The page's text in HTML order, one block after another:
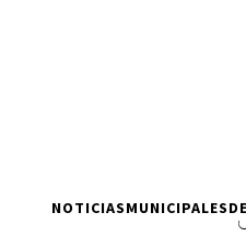
NOTICIASMUNICIPALES